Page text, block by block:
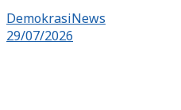
DemokrasiNews
29/07/2026